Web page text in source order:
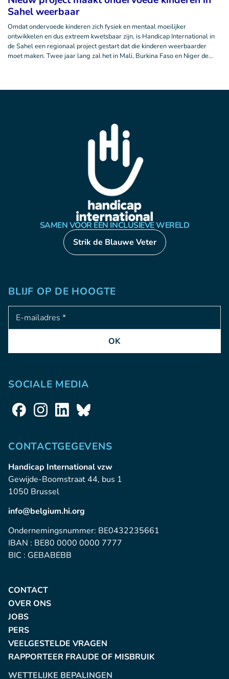
Sahel weerbaar
Omdat ondervoede kinderen zich fysiek en mentaal moeilijker
ontwikkelen en dus extreem kwetsbaar zijn, is Handicap International in
de Sahel een regionaal project gestart dat die kinderen weerbaarder
moet maken. Twee jaar lang zal het in Mali, Burkina Faso en Niger de…
SAMEN VOOR EEN INCLUSIEVE WERELD
Strik de Blauwe Veter
BLIJF OP DE HOOGTE
Adresse e-mail
OK
SOCIALE MEDIA
CONTACTGEGEVENS
Handicap International vzw
Gewijde-Boomstraat 44, bus 1
1050 Brussel
info@belgium.hi.org
Ondernemingsnummer: BE0432235661
IBAN : BE80 0000 0000 7777
BIC : GEBABEBB
CONTACT
OVER ONS
JOBS
PERS
VEELGESTELDE VRAGEN
RAPPORTEER FRAUDE OF MISBRUIK
WETTELIJKE BEPALINGEN